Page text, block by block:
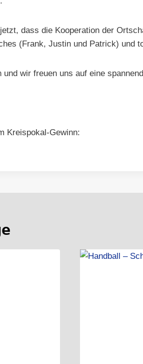
dass die Kooperation der
(Frank, Justin und Patrick) und
und wir freuen uns auf eine
Kreispokal-Gewinn: